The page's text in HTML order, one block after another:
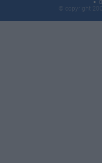
© copyright